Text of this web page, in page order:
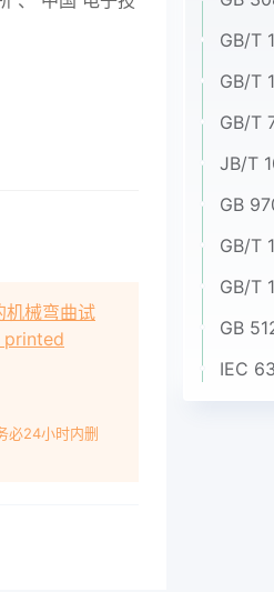
械弯曲试
printed
必24小时内删
GB/T